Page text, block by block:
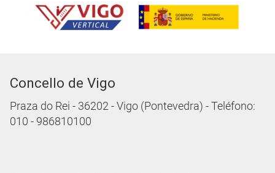
Concello de Vigo
Praza do Rei - 36202 - Vigo (Pontevedra) - Teléfono:
010 - 986810100